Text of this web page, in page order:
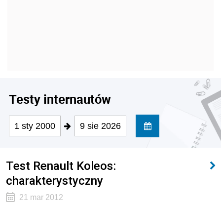
Testy internautów
1 sty 2000 9 sie 2026
Test Renault Koleos:
charakterystyczny
21 mar 2012